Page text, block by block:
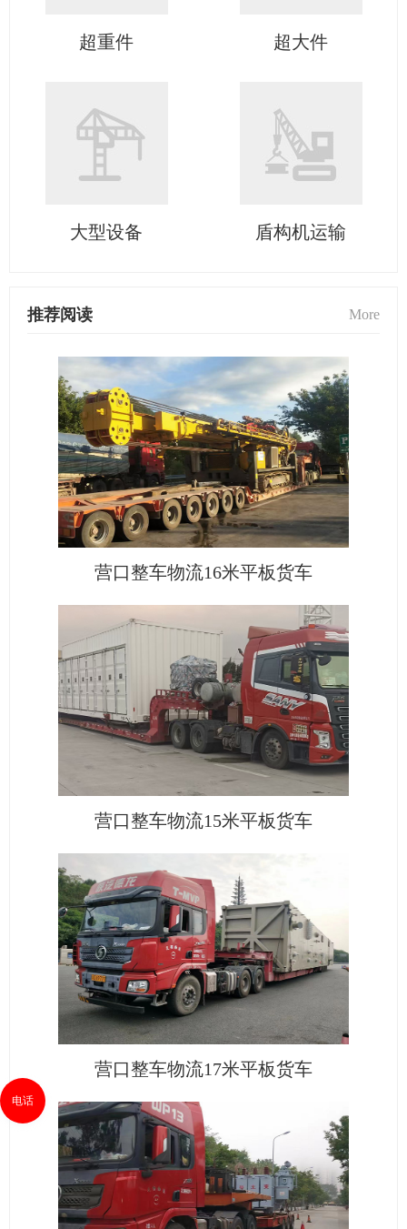
超重件 超大件
大型设备 盾构机运输
推荐阅读 More
营口整车物流16米平板货车
营口整车物流15米平板货车
营口整车物流17米平板货车
电话